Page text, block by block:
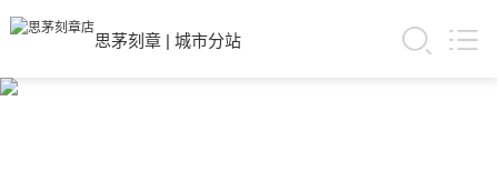
思茅刻章| 城市分站